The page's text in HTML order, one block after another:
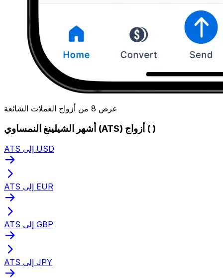
عرض 8 من أزواج العملات الشائعة
أشهر الشيلينغ النمساوي (ATS) أزواج ( )
ATS إلى USD
ATS إلى EUR
ATS إلى GBP
ATS إلى JPY